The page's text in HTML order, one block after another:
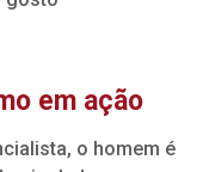
em ação
o homem é